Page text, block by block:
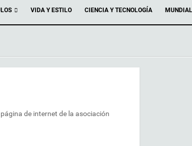
VIDA Y ESTILO CIENCIA Y TECNOLOGÍA
de internet de la asociación